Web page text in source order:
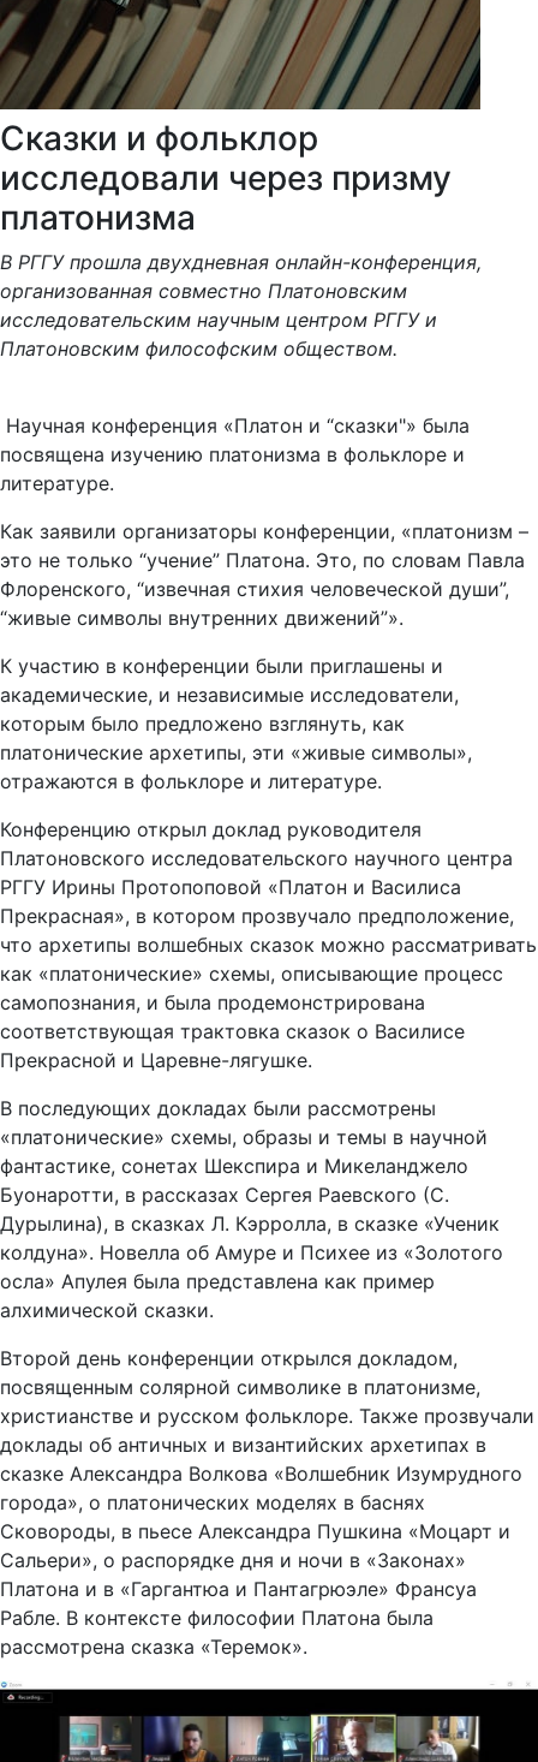
Сказки и фольклор
исследовали через призму
платонизма
В РГГУ прошла двухдневная онлайн-конференция,
организованная совместно Платоновским
исследовательским научным центром РГГУ и
Платоновским философским обществом.
Научная конференция «Платон и “сказки"» была
посвящена изучению платонизма в фольклоре и
литературе.
Как заявили организаторы конференции, «платонизм –
это не только “учение” Платона. Это, по словам Павла
Флоренского, “извечная стихия человеческой души”,
“живые символы внутренних движений”».
К участию в конференции были приглашены и
академические, и независимые исследователи,
которым было предложено взглянуть, как
платонические архетипы, эти «живые символы»,
отражаются в фольклоре и литературе.
Конференцию открыл доклад руководителя
Платоновского исследовательского научного центра
РГГУ Ирины Протопоповой «Платон и Василиса
Прекрасная», в котором прозвучало предположение,
что архетипы волшебных сказок можно рассматривать
как «платонические» схемы, описывающие процесс
самопознания, и была продемонстрирована
соответствующая трактовка сказок о Василисе
Прекрасной и Царевне-лягушке.
В последующих докладах были рассмотрены
«платонические» схемы, образы и темы в научной
фантастике, сонетах Шекспира и Микеланджело
Буонаротти, в рассказах Сергея Раевского (С.
Дурылина), в сказках Л. Кэрролла, в сказке «Ученик
колдуна». Новелла об Амуре и Психее из «Золотого
осла» Апулея была представлена как пример
алхимической сказки.
Второй день конференции открылся докладом,
посвященным солярной символике в платонизме,
христианстве и русском фольклоре. Также прозвучали
доклады об античных и византийских архетипах в
сказке Александра Волкова «Волшебник Изумрудного
города», о платонических моделях в баснях
Сковороды, в пьесе Александра Пушкина «Моцарт и
Сальери», о распорядке дня и ночи в «Законах»
Платона и в «Гаргантюа и Пантагрюэле» Франсуа
Рабле. В контексте философии Платона была
рассмотрена сказка «Теремок».